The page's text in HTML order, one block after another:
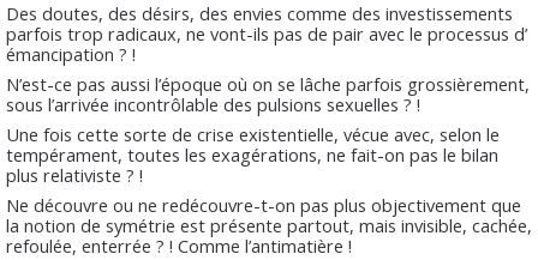
Des doutes, des désirs, des envies comme des investissements
parfois trop radicaux, ne vont-ils pas de pair avec le processus d’
émancipation ? !
N’est-ce pas aussi l’époque où on se lâche parfois grossièrement,
sous l’arrivée incontrôlable des pulsions sexuelles ? !
Une fois cette sorte de crise existentielle, vécue avec, selon le
tempérament, toutes les exagérations, ne fait-on pas le bilan
plus relativiste ? !
Ne découvre ou ne redécouvre-t-on pas plus objectivement que
la notion de symétrie est présente partout, mais invisible, cachée,
refoulée, enterrée ? ! Comme l’antimatière !